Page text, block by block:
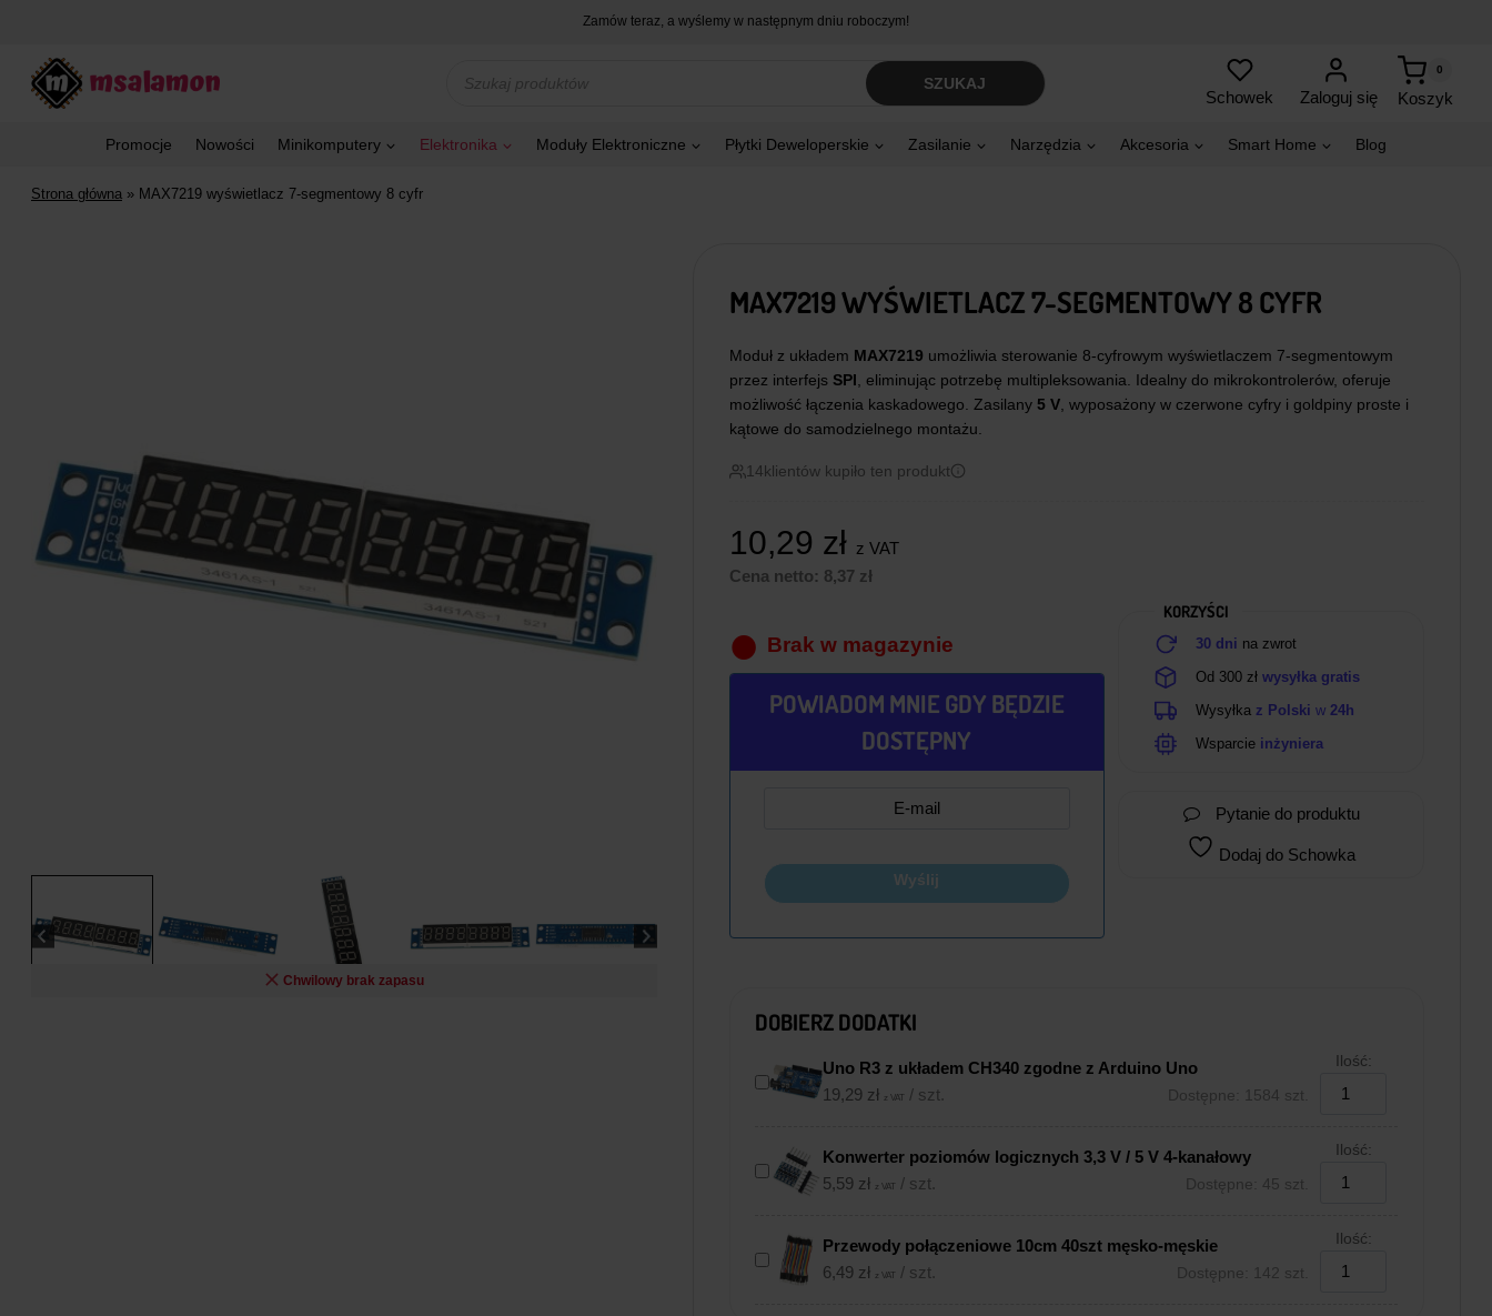
Zamów teraz, a wyślemy w następnym dniu roboczym!
produktów
SZUKAJ
Schowek Zaloguj się Koszyk
0
Promocje Nowości Minikomputery Elektronika Moduły Elektroniczne Płytki Deweloperskie Zasilanie Narzędzia Akcesoria Smart Home Blog
Strona główna » MAX7219 wyświetlacz 7-segmentowy 8 cyfr
Chwilowy brak zapasu
MAX7219 WYŚWIETLACZ 7-SEGMENTOWY 8 CYFR
Moduł z układem MAX7219 umożliwia sterowanie 8-cyfrowym wyświetlaczem 7-segmentowym
przez interfejs SPI, eliminując potrzebę multipleksowania. Idealny do mikrokontrolerów, oferuje
możliwość łączenia kaskadowego. Zasilany 5 V, wyposażony w czerwone cyfry i goldpiny proste i
kątowe do samodzielnego montażu.
14klientów kupiło ten produkt
10,29 zł z VAT
Cena netto: 8,37 zł
Brak w magazynie
POWIADOM MNIE GDY BĘDZIE
DOSTĘPNY
Wyślij
KORZYŚCI
30 dni na zwrot
Od 300 złwysyłka gratis
Wysyłka z Polskiw 24h
Wsparcie inżyniera
Pytanie do produktu
Dodaj do Schowka
DOBIERZ DODATKI
Uno R3 z układem CH340 zgodne z Arduino Uno
19,29 zł z VAT / szt. Dostępne: 1584 szt.
Ilość:
Konwerter poziomów logicznych 3,3 V / 5 V 4-kanałowy
5,59 zł z VAT / szt. Dostępne: 45 szt.
Ilość:
Przewody połączeniowe 10cm 40szt męsko-męskie
6,49 zł z VAT / szt. Dostępne: 142 szt.
Ilość: